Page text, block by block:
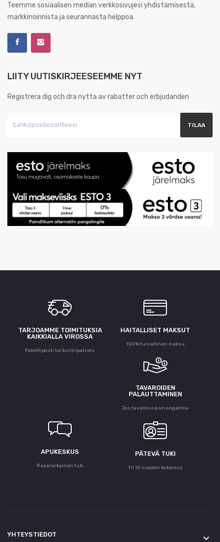
Teemme sosiaalisen median verkkosivujesi yhdistämisestä,
markkinoinnista ja seurannasta helppoa.
LIITY UUTISKIRJEESEEMME NYT
Registrera dig och dra nytta av rabatter och erbjudanden
TARJOAMME TOIMITUKSIA
KAIKKIALLA VIROSSA
Pakettiposti tai kuriiripalvelu
HAITALLISET MAKSUT
100% turvallinen maksu
TAVAROIDEN
PALAUTTAMINEN
Jos tavaroissa on ongelmia
APUKESKUS
Reaaliaikainen tuki
PÄTEVÄ TUKI
Yli 10 vuoden kokemus
YHTEYSTIEDOT keyboard_arrow_down